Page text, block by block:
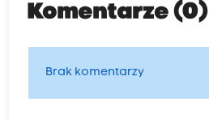
Komentarze (0)
Brak komentarzy